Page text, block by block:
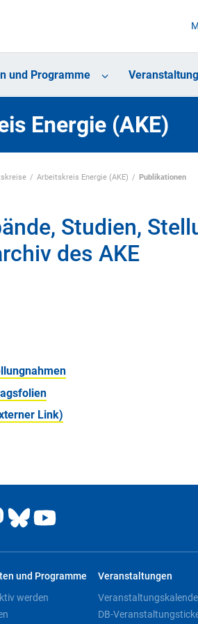
und Programme
Energie (AKE)
Arbeitskreis Energie (AKE) Publikationen
Studien,
des AKE
Link)
und Programme
werden
Veranstaltungen
DB-